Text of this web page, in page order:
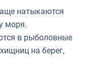
натыкаются
моря.
в рыболовные
на берег,